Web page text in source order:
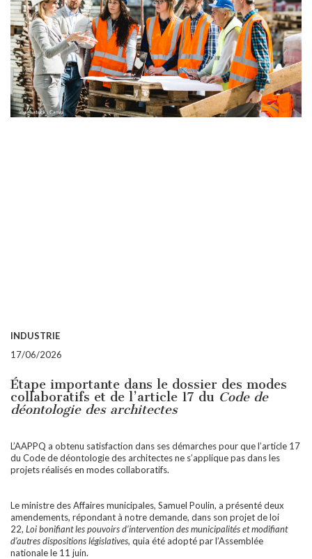
INDUSTRIE
17/06/2026
Étape importante dans le dossier des modes
collaboratifs et de l’article 17 du Code de
déontologie des architectes
L’AAPPQ a obtenu satisfaction dans ses démarches pour que l’article 17
du Code de déontologie des architectes ne s’applique pas dans les
projets réalisés en modes collaboratifs.
Le ministre des Affaires municipales, Samuel Poulin, a présenté deux
amendements, répondant à notre demande, dans son projet de loi
22, Loi bonifiant les pouvoirs d’intervention des municipalités et modifiant
d’autres dispositions législatives, quia été adopté par l’Assemblée
nationale le 11 juin.